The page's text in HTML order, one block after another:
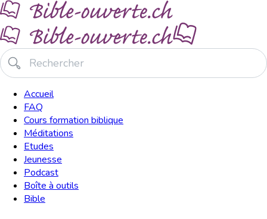
Accueil
FAQ
Cours formation biblique
Méditations
Etudes
Jeunesse
Podcast
Boîte à outils
Bible